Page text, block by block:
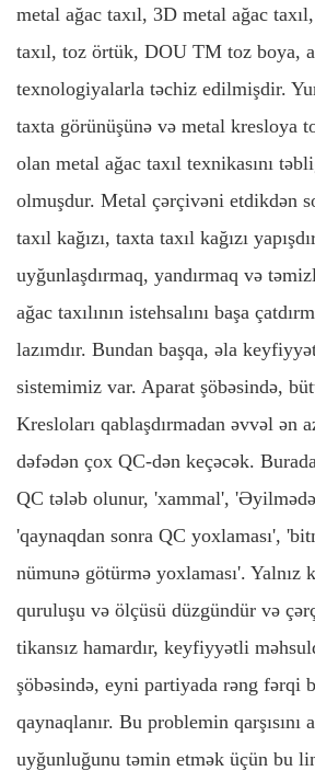
metal ağac taxıl, 3D metal ağac
taxıl, toz örtük, DOU TM toz boya,
texnologiyalarla təchiz edilmişdir.
taxta görünüşünə və metal kresloya
olan metal ağac taxıl texnikasını
olmuşdur. Metal çərçivəni etdikdən
taxıl kağızı, taxta taxıl kağızı
uyğunlaşdırmaq, yandırmaq və
ağac taxılının istehsalını başa
lazımdır. Bundan başqa, əla
sistemimiz var. Aparat şöbəsində,
Kresloları qablaşdırmadan əvvəl ən
dəfədən çox QC-dən keçəcək.
QC tələb olunur, 'xammal',
'qaynaqdan sonra QC yoxlaması',
nümunə götürmə yoxlaması'. Yalnız
quruluşu və ölçüsü düzgündür və
tikansız hamardır, keyfiyyətli
şöbəsində, eyni partiyada rəng fərqi
qaynaqlanır. Bu problemin qarşısını
uyğunluğunu təmin etmək üçün bu